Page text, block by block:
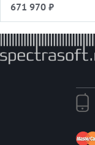
671 970 ₽